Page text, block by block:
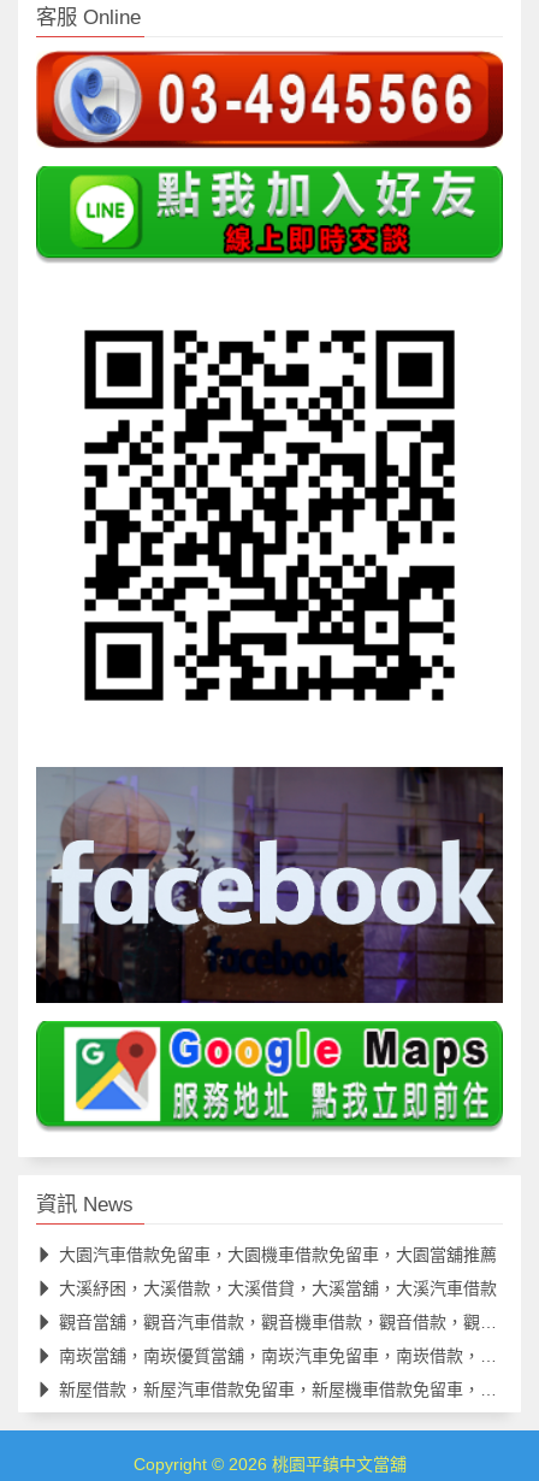
客服 Online
資訊 News
大園汽車借款免留車，大園機車借款免留車，大園當舖推薦
大溪紓困，大溪借款，大溪借貸，大溪當舖，大溪汽車借款
觀音當舖，觀音汽車借款，觀音機車借款，觀音借款，觀音借錢
南崁當舖，南崁優質當舖，南崁汽車免留車，南崁借款，南崁借貸
新屋借款，新屋汽車借款免留車，新屋機車借款免留車，新屋借款
Copyright © 2026 桃園平鎮中文當舖